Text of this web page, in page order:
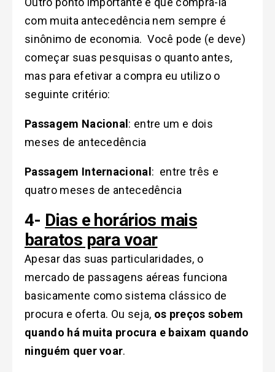
com muita antecedência nem sempre é
sinônimo de economia. Você pode (e deve)
começar suas pesquisas o quanto antes,
mas para efetivar a compra eu utilizo o
seguinte critério:
Passagem Nacional : entre um e dois
meses de antecedência
Passagem Internacional : entre três e
quatro meses de antecedência
4- Dias e horários mais
baratos para voar
Apesar das suas particularidades, o
mercado de passagens aéreas funciona
basicamente como sistema clássico de
procura e oferta. Ou seja, os preços sobem
quando há muita procura e baixam quando
ninguém quer voar.